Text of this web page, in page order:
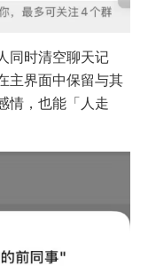
同时清空聊天记
主界面中保留与其
情，也能「人走